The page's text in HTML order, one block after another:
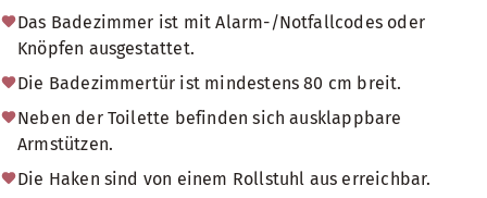
Das Badezimmer ist mit Alarm-/Notfallcodes oder
Knöpfen ausgestattet.
Die Badezimmertür ist mindestens 80 cm breit.
Neben der Toilette befinden sich ausklappbare
Armstützen.
Die Haken sind von einem Rollstuhl aus erreichbar.